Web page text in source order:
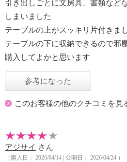
引き出しごとに文房具、書類など
しまいました
テーブルの上がスッキリ片付きま
テーブルの下に収納できるので邪
購入してよかと思います
参考になった
このお客様の他のクチコミを見
アジサイ さん
（購入日： 2026/04/14 | 公開日： 2026/04/24 ）